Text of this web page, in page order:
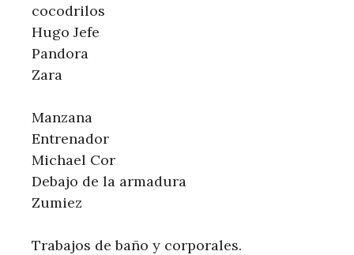
cocodrilos
Hugo Jefe
Pandora
Zara
Manzana
Entrenador
Michael Cor
Debajo de la armadura
Zumiez
Trabajos de baño y corporales.